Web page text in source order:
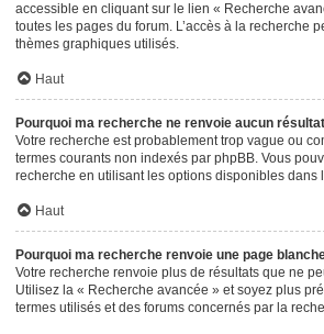
accessible en cliquant sur le lien « Recherche
toutes les pages du forum. L’accès à la recherche
thèmes graphiques utilisés.
Haut
Pourquoi ma recherche ne renvoie aucun
Votre recherche est probablement trop vague ou
termes courants non indexés par phpBB. Vous
recherche en utilisant les options disponibles dans
Haut
Pourquoi ma recherche renvoie une page
Votre recherche renvoie plus de résultats que ne
Utilisez la « Recherche avancée » et soyez plus
termes utilisés et des forums concernés par la